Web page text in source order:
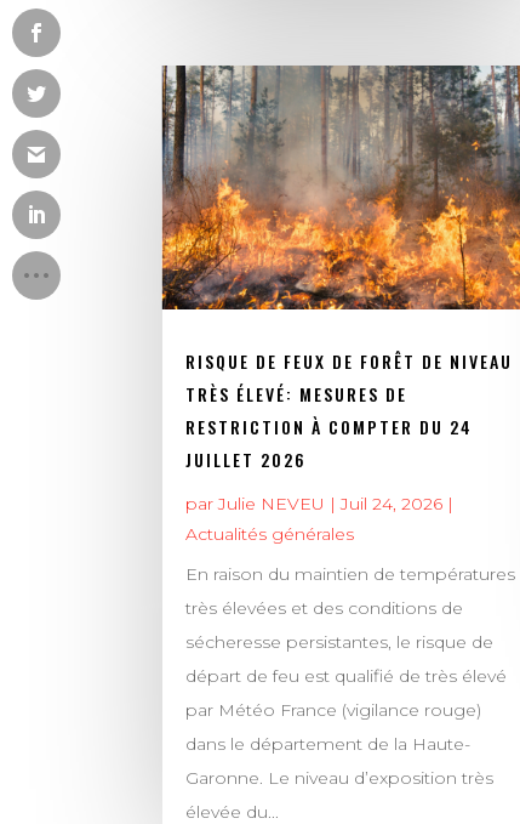
RISQUE DE FEUX DE FORÊT DE NIVEAU
TRÈS ÉLEVÉ: MESURES DE
RESTRICTION À COMPTER DU 24
JUILLET 2026
parJulie NEVEU |Juil 24, 2026 |
Actualités générales
En raison du maintien de températures
très élevées et des conditions de
sécheresse persistantes, le risque de
départ de feu est qualifié de très élevé
par Météo France (vigilance rouge)
dans le département de la Haute-
Garonne. Le niveau d’exposition très
élevée du...